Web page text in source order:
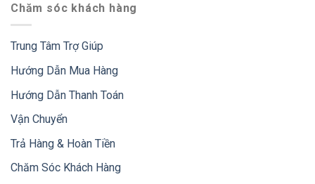
Chăm sóc khách hàng
Trung Tâm Trợ Giúp
Hướng Dẫn Mua Hàng
Hướng Dẫn Thanh Toán
Vận Chuyển
Trả Hàng & Hoàn Tiền
Chăm Sóc Khách Hàng